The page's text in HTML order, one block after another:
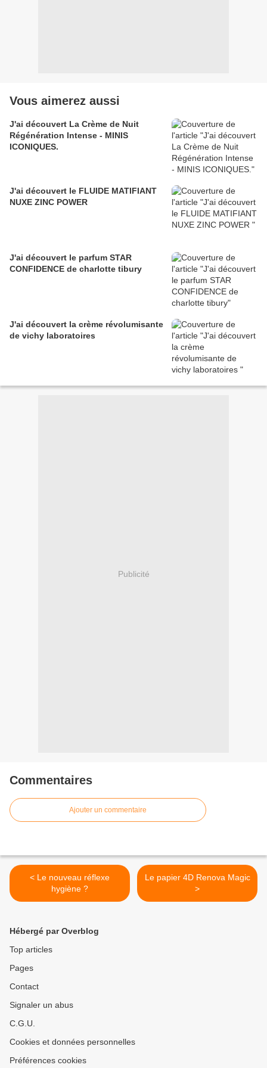
Vous aimerez aussi
J'ai découvert La Crème de Nuit
Régénération Intense - MINIS
ICONIQUES.
J'ai découvert le FLUIDE MATIFIANT
NUXE ZINC POWER
J'ai découvert le parfum STAR
CONFIDENCE de charlotte tibury
J'ai découvert la crème révolumisante
de vichy laboratoires
Publicité
Commentaires
Ajouter un commentaire
< Le nouveau réflexe
hygiène ?
Le papier 4D Renova Magic
>
Hébergé par Overblog
Top articles
Pages
Contact
Signaler un abus
C.G.U.
Cookies et données personnelles
Préférences cookies